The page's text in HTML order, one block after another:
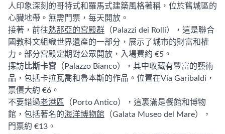
人印象深刻的哥特式和羅馬式建築風格著稱，位於舊城區的
心臟地帶。無需門票，每天開放。
接著，前往熱那亞的宮殿群 （Palazzi dei Rolli），這是聯合
國教科文組織世界遺產的一部分，展示了城市的財富和權
力。部分宮殿定期對公眾開放，入場費約 €5。
探訪 比斯卡宮 （Palazzo Bianco），其中收藏有豐富的藝術
品，包括卡拉瓦喬和魯本斯的作品。位置在Via Garibaldi，
票價大約 €6。
不要錯過老港區
（Porto Antico），這裏滿是餐館和博物
館，包括著名的海洋博物館 （Galata Museo del Mare），
門票約 €13。